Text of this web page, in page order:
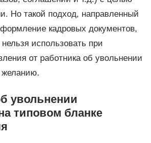
Но такой подход, направленный
кадровых документов,
использовать при
от работника об увольнении
желанию.
увольнении
типовом бланке